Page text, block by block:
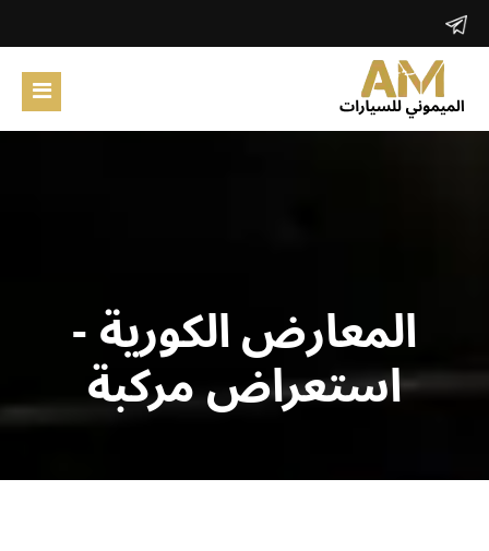
تسجيل دخول
تسجيل جديد
المعارض الكورية -
استعراض مركبة